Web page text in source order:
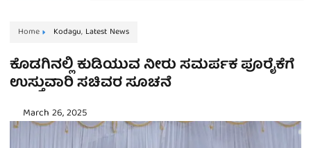
Home Kodagu, Latest News
ಕೊಡಗಿನಲ್ಲಿ ಕುಡಿಯುವ ನೀರು ಸಮರ್ಪಕ ಪೂರೈಕೆಗೆ
ಉಸ್ತುವಾರಿ ಸಚಿವರ ಸೂಚನೆ
March 26, 2025